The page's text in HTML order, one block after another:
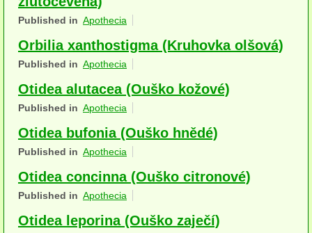
Houby (Fotogalerie)
podle typu plodnic
na dřevě
mykorhizni
terestrické saprotrofní
fungikolní
šišky, plody, květy
Published in Apothecia
Orbilia xanthostigma (Kruhovka olšová)
Published in Apothecia
Otidea alutacea (Ouško kožové)
Published in Apothecia
Otidea bufonia (Ouško hnědé)
Published in Apothecia
Otidea concinna (Ouško citronové)
Published in Apothecia
Otidea leporina (Ouško zaječí)